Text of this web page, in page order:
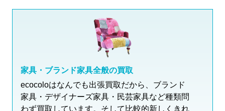
家具・ブランド家具全般の買取
ecocoloはなんでも出張買取だから、ブランド
家具・デザイナーズ家具・民芸家具など種類問
わず買取しています。そして比較的新しくきれ